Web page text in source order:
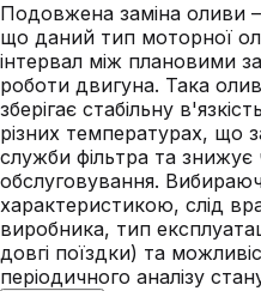
Подовжена заміна оливи
що даний тип моторної
інтервал між плановими
роботи двигуна. Така
зберігає стабільну
різних температурах, що
служби фільтра та знижує
обслуговування.
характеристикою, слід
виробника, тип
довгі поїздки) та
періодичного аналізу